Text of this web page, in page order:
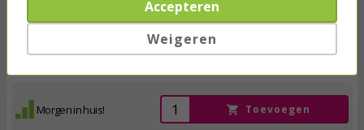
Morgen in huis! Toevoegen
Accepteren
Weigeren